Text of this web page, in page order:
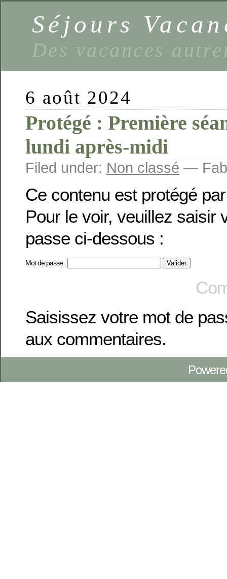
Séjours
Des vacances
6 août 2024
Protégé : Première
lundi après-midi
Filed under: Non classé —
Ce contenu est protégé
Pour le voir, veuillez saisir
passe ci-dessous :
Mot de passe :
Saisissez votre mot de
aux commentaires.